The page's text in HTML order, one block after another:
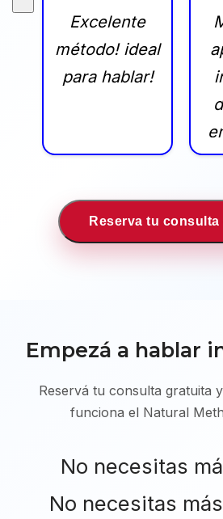
Excelente
método! ideal
para hablar!
Reserva tu
Empezá a hablar
Reservá tu consulta gratuita
funciona el Natural
No necesitas
No necesitas